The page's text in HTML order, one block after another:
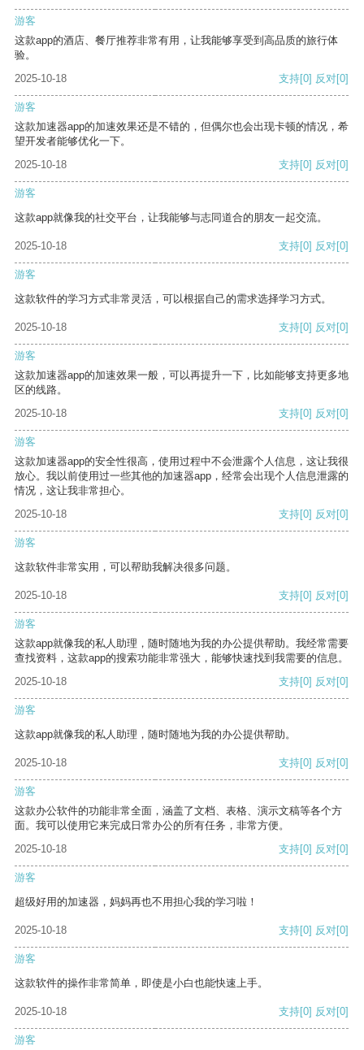
游客
这款app的酒店、餐厅推荐非常有用，让我能够享受到高品质的旅行体
验。
2025-10-18
支持[0] 反对[0]
游客
这款加速器app的加速效果还是不错的，但偶尔也会出现卡顿的情况，希
望开发者能够优化一下。
2025-10-18
支持[0] 反对[0]
游客
这款app就像我的社交平台，让我能够与志同道合的朋友一起交流。
2025-10-18 支持[0] 反对[0]
游客
这款软件的学习方式非常灵活，可以根据自己的需求选择学习方式。
2025-10-18 支持[0] 反对[0]
游客
这款加速器app的加速效果一般，可以再提升一下，比如能够支持更多地
区的线路。
2025-10-18
支持[0] 反对[0]
游客
这款加速器app的安全性很高，使用过程中不会泄露个人信息，这让我很
放心。我以前使用过一些其他的加速器app，经常会出现个人信息泄露的
情况，这让我非常担心。
2025-10-18
支持[0] 反对[0]
游客
这款软件非常实用，可以帮助我解决很多问题。
2025-10-18 支持[0] 反对[0]
游客
这款app就像我的私人助理，随时随地为我的办公提供帮助。我经常需要
查找资料，这款app的搜索功能非常强大，能够快速找到我需要的信息。
2025-10-18
支持[0] 反对[0]
游客
这款app就像我的私人助理，随时随地为我的办公提供帮助。
2025-10-18 支持[0] 反对[0]
游客
这款办公软件的功能非常全面，涵盖了文档、表格、演示文稿等各个方
面。我可以使用它来完成日常办公的所有任务，非常方便。
2025-10-18
支持[0] 反对[0]
游客
超级好用的加速器，妈妈再也不用担心我的学习啦！
2025-10-18 支持[0] 反对[0]
游客
这款软件的操作非常简单，即使是小白也能快速上手。
2025-10-18 支持[0] 反对[0]
游客